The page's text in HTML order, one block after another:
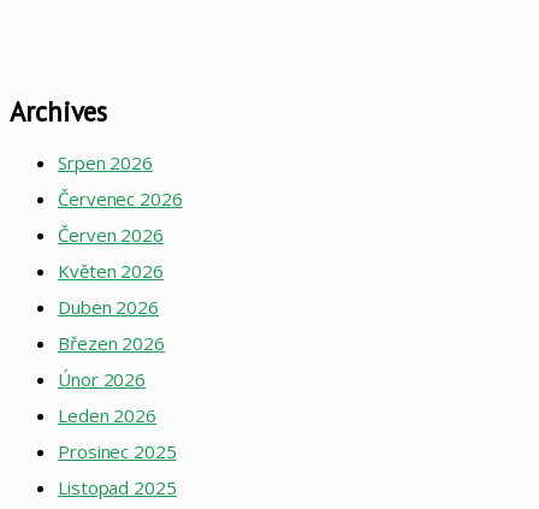
Archives
Srpen 2026
Červenec 2026
Červen 2026
Květen 2026
Duben 2026
Březen 2026
Únor 2026
Leden 2026
Prosinec 2025
Listopad 2025